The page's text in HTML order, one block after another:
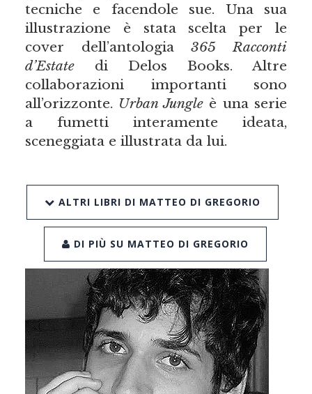
tecniche e facendole sue. Una sua
illustrazione è stata scelta per le
cover dell’antologia365 Racconti
d’Estatedi Delos Books. Altre
collaborazioni importanti sono
all’orizzonte. Urban Jungleè una serie
a fumetti interamente ideata,
sceneggiata e illustrata da lui.
ALTRI LIBRI DI MATTEO DI GREGORIO
DI PIÙ SU MATTEO DI GREGORIO